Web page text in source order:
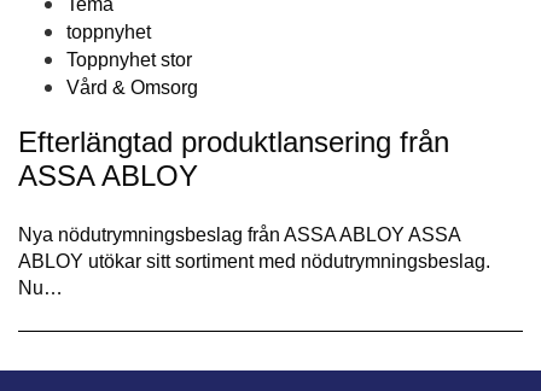
Tema
toppnyhet
Toppnyhet stor
Vård & Omsorg
Efterlängtad produktlansering från
ASSA ABLOY
Nya nödutrymningsbeslag från ASSA ABLOY ASSA
ABLOY utökar sitt sortiment med nödutrymningsbeslag.
Nu…